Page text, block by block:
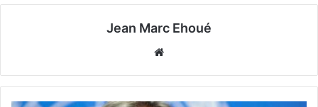
Jean Marc Ehoué